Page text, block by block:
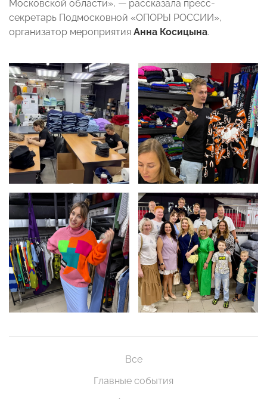
Московской области», — рассказала пресс-
секретарь Подмосковной «ОПОРЫ РОССИИ»,
организатор мероприятия Анна Косицына.
Все
Главные события